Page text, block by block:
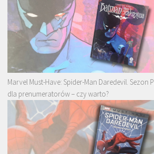
Marvel Must-Have: Spider-Man Daredevil. Sezon
dla prenumeratorów – czy warto?